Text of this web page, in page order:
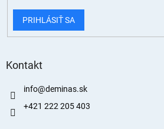
PRIHLÁSIŤ SA
Kontakt
info@deminas.sk
+421 222 205 403